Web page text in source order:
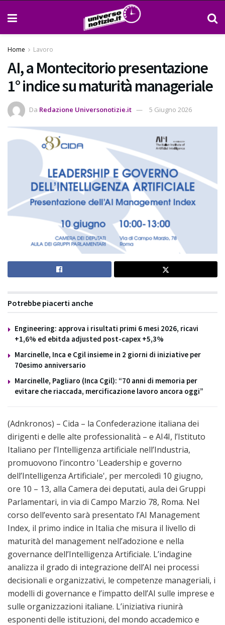
Home Lavoro
AI, a Montecitorio presentazione
1° indice su maturità manageriale
Da Redazione Universonotizie.it 5 Giugno 2026
Potrebbe piacerti anche
Engineering: approva i risultati primi 6 mesi 2026, ricavi
+1,6% ed ebitda adjusted post-capex +5,3%
Marcinelle, Inca e Cgil insieme in 2 giorni di iniziative per
70esimo anniversario
Marcinelle, Pagliaro (Inca Cgil): “70 anni di memoria per
evitare che riaccada, mercificazione lavoro ancora oggi”
(Adnkronos) – Cida – la Confederazione italiana dei
dirigenti e delle alte professionalità – e AI4I, l’Istituto
Italiano per l’Intelligenza artificiale nell’Industria,
promuovono l’incontro 'Leadership e governo
dell’Intelligenza Artificiale', per mercoledì 10 giugno,
ore 10 – 13, alla Camera dei deputati, aula dei Gruppi
Parlamentari, in via di Campo Marzio 78, Roma. Nel
corso dell’evento sarà presentato l’AI Management
Index, il primo indice in Italia che misura il livello di
maturità del management nell’adozione e nella
governance dell’Intelligenza Artificiale. L’indagine
analizza il grado di integrazione dell’AI nei processi
decisionali e organizzativi, le competenze manageriali, i
modelli di governance e l’impatto dell’AI sulle imprese e
sulle organizzazioni italiane. L’iniziativa riunirà
esponenti delle istituzioni, del mondo accademico e